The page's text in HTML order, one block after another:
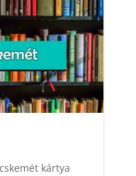
kártya